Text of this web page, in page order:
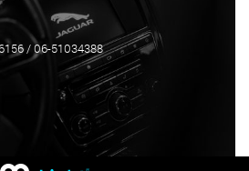
/ 06-51034388